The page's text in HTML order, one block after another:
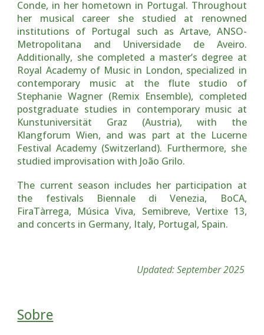
Conde, in her hometown in Portugal. Throughout
her musical career she studied at renowned
institutions of Portugal such as Artave, ANSO-
Metropolitana and Universidade de Aveiro.
Additionally, she completed a master’s degree at
Royal Academy of Music in London, specialized in
contemporary music at the flute studio of
Stephanie Wagner (Remix Ensemble), completed
postgraduate studies in contemporary music at
Kunstuniversität Graz (Austria), with the
Klangforum Wien, and was part at the Lucerne
Festival Academy (Switzerland). Furthermore, she
studied improvisation with João Grilo.
The current season includes her participation at
the festivals Biennale di Venezia, BoCA,
FiraTàrrega, Música Viva, Semibreve, Vertixe 13,
and concerts in Germany, Italy, Portugal, Spain.
Updated: September 2025
Sobre